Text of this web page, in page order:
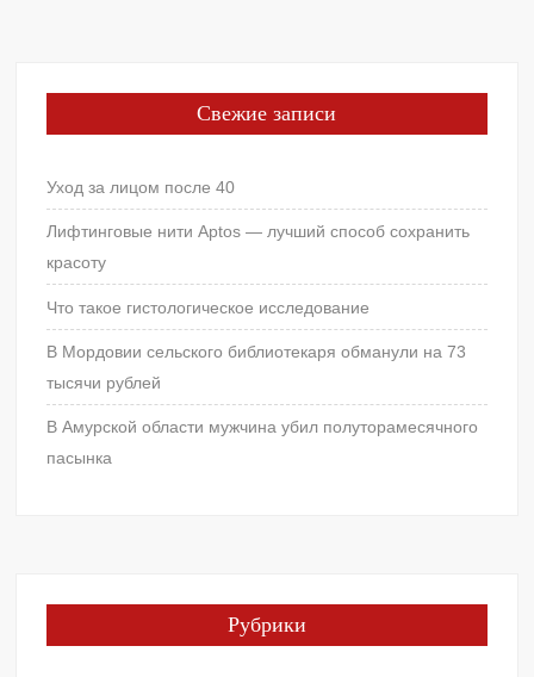
Свежие записи
Уход за лицом после 40
Лифтинговые нити Aptos — лучший способ сохранить
красоту
Что такое гистологическое исследование
В Мордовии сельского библиотекаря обманули на 73
тысячи рублей
В Амурской области мужчина убил полуторамесячного
пасынка
Рубрики